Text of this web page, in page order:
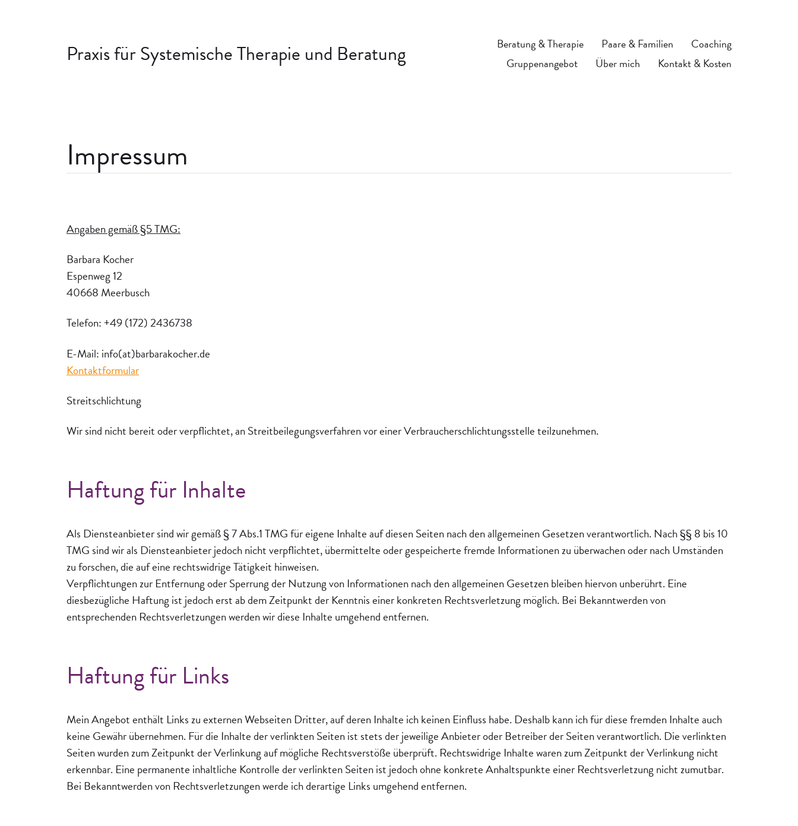
Praxis für Systemische Therapie und Beratung Beratung & Therapie Paare & Familien
Coaching
Gruppenangebot
Über mich Kontakt & Kosten
Impressum
Angaben gemäß §5 TMG:
Barbara Kocher
Espenweg 12
40668 Meerbusch
Telefon: +49 (172) 2436738
E-Mail: info(at)barbarakocher.de
Kontaktformular
Streitschlichtung
Wir sind nicht bereit oder verpflichtet, an Streitbeilegungsverfahren vor einer Verbraucherschlichtungsstelle teilzunehmen.
Haftung für Inhalte
Als Diensteanbieter sind wir gemäß § 7 Abs.1 TMG für eigene Inhalte auf diesen Seiten nach den allgemeinen Gesetzen verantwortlich. Nach §§ 8 bis 10
TMG sind wir als Diensteanbieter jedoch nicht verpflichtet, übermittelte oder gespeicherte fremde Informationen zu überwachen oder nach Umständen
zu forschen, die auf eine rechtswidrige Tätigkeit hinweisen.
Verpflichtungen zur Entfernung oder Sperrung der Nutzung von Informationen nach den allgemeinen Gesetzen bleiben hiervon unberührt. Eine
diesbezügliche Haftung ist jedoch erst ab dem Zeitpunkt der Kenntnis einer konkreten Rechtsverletzung möglich. Bei Bekanntwerden von
entsprechenden Rechtsverletzungen werden wir diese Inhalte umgehend entfernen.
Haftung für Links
Mein Angebot enthält Links zu externen Webseiten Dritter, auf deren Inhalte ich keinen Einfluss habe. Deshalb kann ich für diese fremden Inhalte auch
keine Gewähr übernehmen. Für die Inhalte der verlinkten Seiten ist stets der jeweilige Anbieter oder Betreiber der Seiten verantwortlich. Die verlinkten
Seiten wurden zum Zeitpunkt der Verlinkung auf mögliche Rechtsverstöße überprüft. Rechtswidrige Inhalte waren zum Zeitpunkt der Verlinkung nicht
erkennbar. Eine permanente inhaltliche Kontrolle der verlinkten Seiten ist jedoch ohne konkrete Anhaltspunkte einer Rechtsverletzung nicht zumutbar.
Bei Bekanntwerden von Rechtsverletzungen werde ich derartige Links umgehend entfernen.